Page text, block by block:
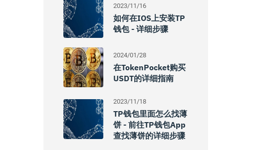
2023/11/16
如何在iOS上安装TP
钱包 - 详细步骤
2024/01/28
在TokenPocket购买
USDT的详细指南
2023/11/18
TP钱包里面怎么找薄
饼 - 前往TP钱包App
查找薄饼的详细步骤